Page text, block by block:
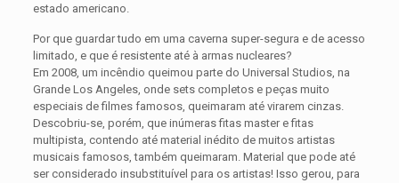
estado americano.
Por que guardar tudo em uma caverna super-segura e de acesso
limitado, e que é resistente até à armas nucleares?
Em 2008, um incêndio queimou parte do Universal Studios, na
Grande Los Angeles, onde sets completos e peças muito
especiais de filmes famosos, queimaram até virarem cinzas.
Descobriu-se, porém, que inúmeras fitas master e fitas
multipista, contendo até material inédito de muitos artistas
musicais famosos, também queimaram. Material que pode até
ser considerado insubstituível para os artistas! Isso gerou, para